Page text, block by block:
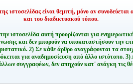
ιστοσελίδας είναι θεμιτή, μόνο αν
και του διαδικτυακού τόπου.
ιστοσελίδα αυτή προορίζονται για
και δεν μπορούν να υποκαταστήσουν την
2) Σε κάθε άρθρο αναγράφονται τα
για αναδημοσίευση από άλλο ιστότοπο. 3)
συγγραφέων, δεν απηχούν κατ' ανάγκη τις